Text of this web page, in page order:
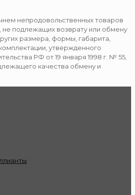
непродовольственных товаров
подлежащих возврату или обмену
размера, формы, габарита,
утвержденного
РФ от 19 января 1998 г. № 55,
качества обмену и